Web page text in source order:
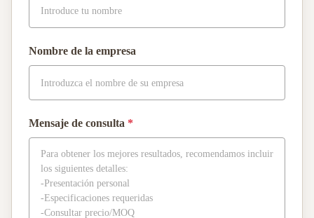
Nombre de la empresa
Mensaje de consulta *